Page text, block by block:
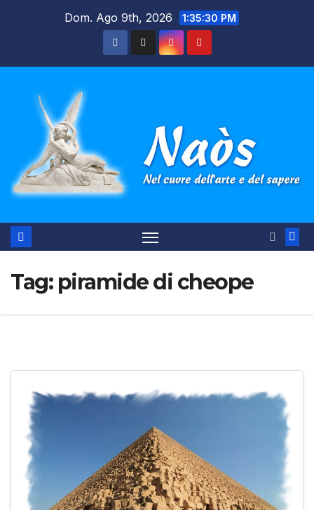
Dom. Ago 9th, 2026 1:35:30 PM
Tag: piramide di cheope